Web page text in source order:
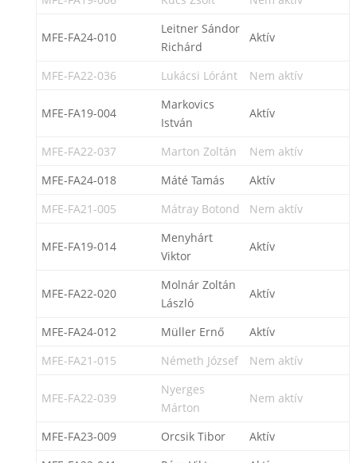
MFE-FA24-010
Leitner Sándor
Richárd
Aktív
MFE-FA22-036 Lukácsi Lóránt Nem aktív
MFE-FA19-004
Markovics
István
Aktív
MFE-FA22-037 Marton Zoltán
Nem aktív
MFE-FA24-018
Máté Tamás
Aktív
MFE-FA21-005
Mátray Botond Nem aktív
MFE-FA19-014
Menyhárt
Viktor
Aktív
MFE-FA22-020
Molnár Zoltán
László
Aktív
MFE-FA24-012 Müller Ernő
Aktív
MFE-FA21-015
Németh József Nem aktív
MFE-FA22-039
Nyerges
Márton
Nem aktív
MFE-FA23-009 Orcsik Tibor
Aktív